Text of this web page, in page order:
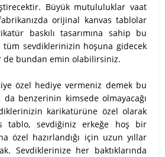
Büyük mutululuklar vaat
orijinal kanvas tablolar
baskılı tasarımına sahip bu
sevdiklerinizin hoşuna gidecek
de bundan emin olabilirsiniz.
özel hediye vermeniz demek bu
benzerinin kimsede olmayacağı
karikatürüne özel olarak
tablo, sevdiğiniz erkeğe hoş bir
özel hazırlandığı için uzun yıllar
Sevdiklerinize her baktıklarında